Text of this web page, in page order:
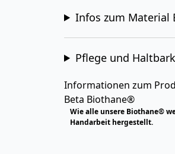
Infos zum Material
Pflege und
Informationen zum
Beta Biothane®
Wie alle unsere Biothane®
Handarbeit hergestellt.